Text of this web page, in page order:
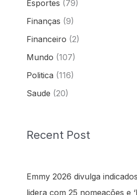
Esportes (79)
Finanças (9)
Financeiro (2)
Mundo (107)
Politica (116)
Saude (20)
Recent Post
Emmy 2026 divulga
lidera com 25 nomeações e